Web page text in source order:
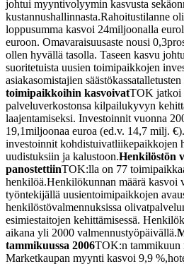
johtui myyntivolyymin kasvusta sekä
kustannushallinnasta.Rahoitustilanne
loppusumma kasvoi 24miljoonalla
euroon. Omavaraisuusaste nousi 0,3
ollen hyvällä tasolla. Taseen kasvu
suoritetuista uusien toimipaikkojen
asiakasomistajien
toimipaikkoihin kasvoivatTOK jatkoi
palveluverkostonsa kilpailukyvyn
laajentamiseksi. Investoinnit vuonna
19,1miljoonaa euroa (ed.v. 14,7 milj.
investoinnit kohdistuivatliikepaikkojen
uudistuksiin ja kalustoon.Henkilöstön
panostettiinTOK:lla on 77
henkilöä.Henkilökunnan määrä kasvoi
työntekijällä uusientoimipaikkojen
henkilöstövalmennuksissa olivat
esimiestaitojen kehittämisessä.
aikana yli 2000 valmennustyöpäivällä.
tammikuussa 2006TOK:n tammikuun
Marketkaupan myynti kasvoi 9,9 %,